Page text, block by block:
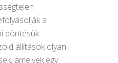
a
döntésük
állítások olyan
amelyek egy